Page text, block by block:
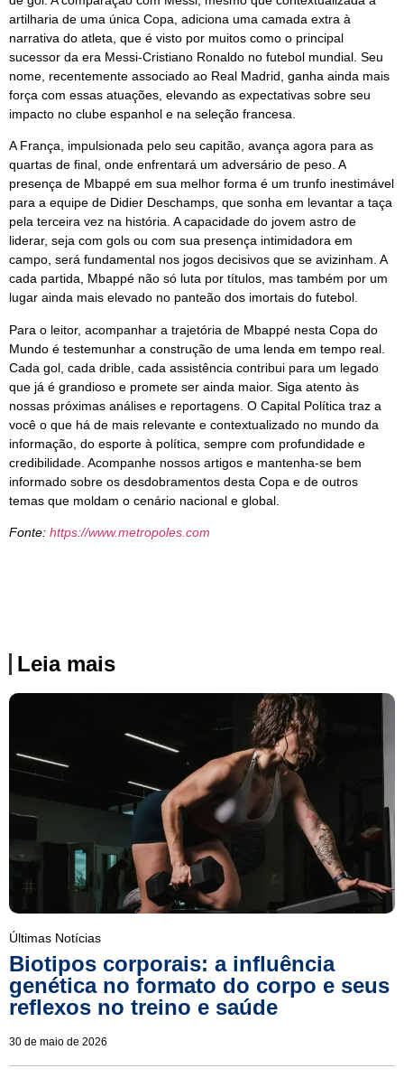
artilharia de uma única Copa, adiciona uma camada extra à
narrativa do atleta, que é visto por muitos como o principal
sucessor da era Messi-Cristiano Ronaldo no futebol mundial. Seu
nome, recentemente associado ao Real Madrid, ganha ainda mais
força com essas atuações, elevando as expectativas sobre seu
impacto no clube espanhol e na seleção francesa.
A França, impulsionada pelo seu capitão, avança agora para as
quartas de final, onde enfrentará um adversário de peso. A
presença de Mbappé em sua melhor forma é um trunfo inestimável
para a equipe de Didier Deschamps, que sonha em levantar a taça
pela terceira vez na história. A capacidade do jovem astro de
liderar, seja com gols ou com sua presença intimidadora em
campo, será fundamental nos jogos decisivos que se avizinham. A
cada partida, Mbappé não só luta por títulos, mas também por um
lugar ainda mais elevado no panteão dos imortais do futebol.
Para o leitor, acompanhar a trajetória de Mbappé nesta Copa do
Mundo é testemunhar a construção de uma lenda em tempo real.
Cada gol, cada drible, cada assistência contribui para um legado
que já é grandioso e promete ser ainda maior. Siga atento às
nossas próximas análises e reportagens. O Capital Política traz a
você o que há de mais relevante e contextualizado no mundo da
informação, do esporte à política, sempre com profundidade e
credibilidade. Acompanhe nossos artigos e mantenha-se bem
informado sobre os desdobramentos desta Copa e de outros
temas que moldam o cenário nacional e global.
Fonte: https://www.metropoles.com
Leia mais
Últimas Notícias
Biotipos corporais: a influência
genética no formato do corpo e seus
reflexos no treino e saúde
30 de maio de 2026